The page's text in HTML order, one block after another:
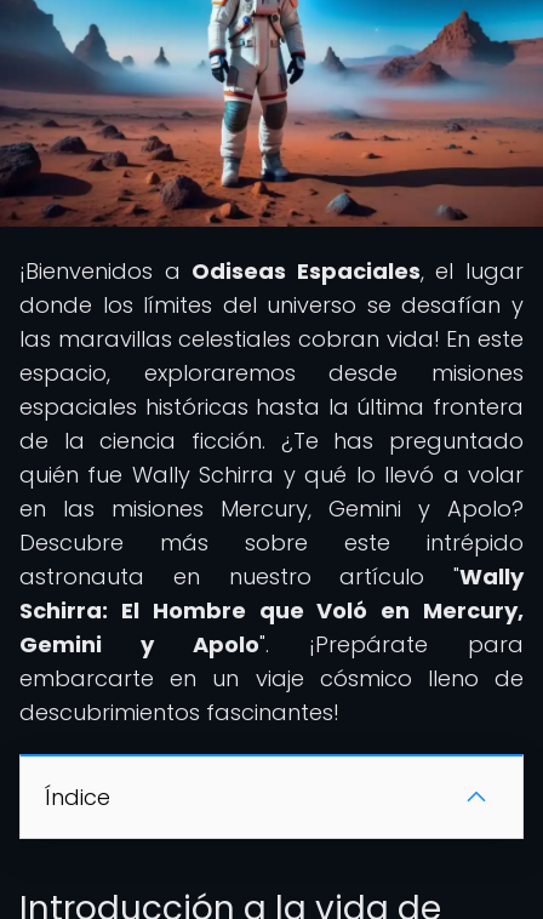
¡Bienvenidos a Odiseas Espaciales, el lugar
donde los límites del universo se desafían y
las maravillas celestiales cobran vida! En este
espacio, exploraremos desde misiones
espaciales históricas hasta la última frontera
de la ciencia ficción. ¿Te has preguntado
quién fue Wally Schirra y qué lo llevó a volar
en las misiones Mercury, Gemini y Apolo?
Descubre más sobre este intrépido
astronauta en nuestro artículo "Wally
Schirra: El Hombre que Voló en Mercury,
Gemini y Apolo". ¡Prepárate para
embarcarte en un viaje cósmico lleno de
descubrimientos fascinantes!
Índice
Introducción a la vida de